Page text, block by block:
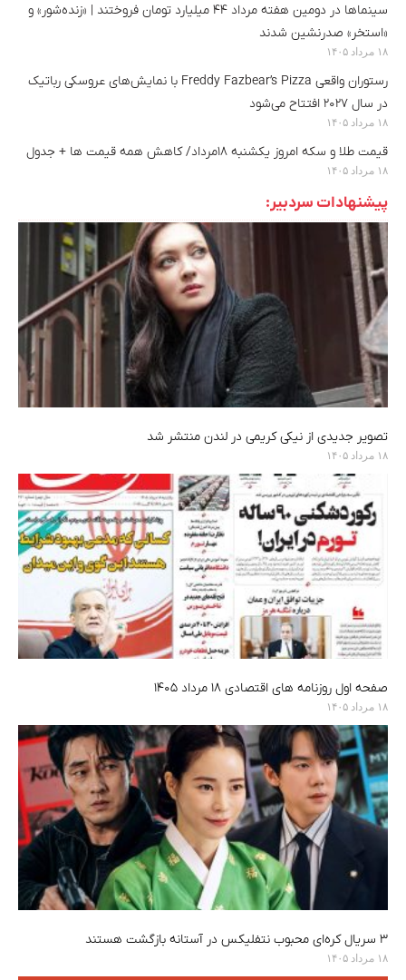
سینماها در دومین هفته‌ مرداد ۴۴ میلیارد تومان فروختند | «زنده‌شور» و
«استخر» صدرنشین شدند
۱۸ مرداد ۱۴۰۵
رستوران واقعی Freddy Fazbear’s Pizza با نمایش‌های عروسکی رباتیک
در سال ۲۰۲۷ افتتاح می‌شود
۱۸ مرداد ۱۴۰۵
قیمت طلا و سکه امروز یکشنبه ۱۸مرداد/ کاهش همه قیمت ها + جدول
۱۸ مرداد ۱۴۰۵
پیشنهادات سردبیر:
تصویر جدیدی از نیکی کریمی در لندن منتشر شد
۱۸ مرداد ۱۴۰۵
صفحه اول روزنامه های اقتصادی ۱۸ مرداد ۱۴۰۵
۱۸ مرداد ۱۴۰۵
۳ سریال کره‌ای محبوب نتفلیکس در آستانه بازگشت هستند
۱۸ مرداد ۱۴۰۵